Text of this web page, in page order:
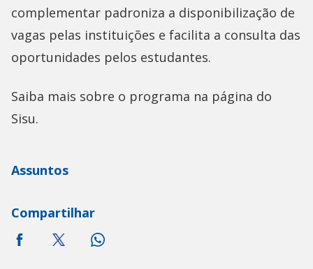
complementar padroniza a disponibilização de
vagas pelas instituições e facilita a consulta das
oportunidades pelos estudantes.
Saiba mais sobre o programa na página do
Sisu.
Assuntos
Compartilhar